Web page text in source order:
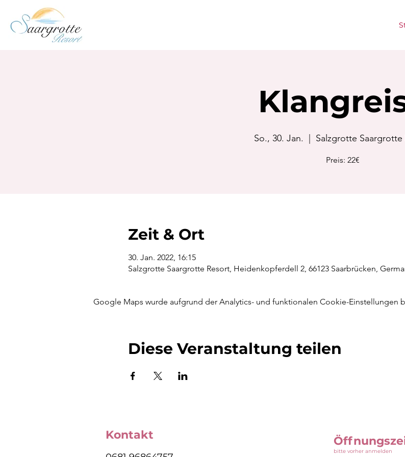
So., 30. Jan. Salzgrotte Saargrotte
Preis: 22€
Zeit & Ort
30. Jan. 2022, 16:15
Salzgrotte Saargrotte Resort, Heidenkopferdell 2, 66123 Saarbrücken,
Google Maps wurde aufgrund der Analytics- und funktionalen Cookie-Einstellungen
Diese Veranstaltung teilen
Kontakt
bitte vorher anmelden